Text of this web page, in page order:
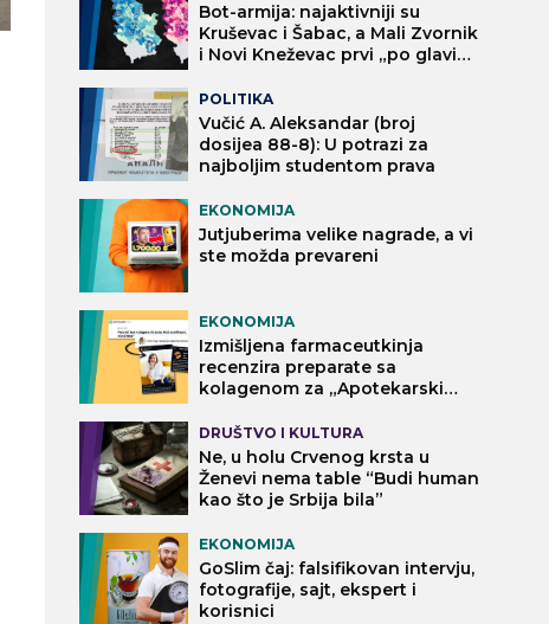
Bot-armija: najaktivniji su
Kruševac i Šabac, a Mali Zvornik
i Novi Kneževac prvi „po glavi
POLITIKA
Vučić A. Aleksandar (broj
dosijea 88-8): U potrazi za
najboljim studentom prava
EKONOMIJA
Jutjuberima velike nagrade, a vi
ste možda prevareni
EKONOMIJA
Izmišljena farmaceutkinja
recenzira preparate sa
kolagenom za „Apotekarski
DRUŠTVO I KULTURA
Ne, u holu Crvenog krsta u
Ženevi nema table “Budi human
kao što je Srbija bila”
EKONOMIJA
GoSlim čaj: falsifikovan intervju,
fotografije, sajt, ekspert i
korisnici